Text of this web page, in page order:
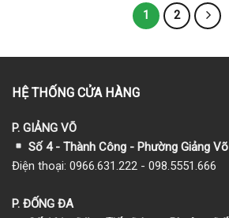
1 2
HỆ THỐNG CỬA HÀNG
P. GIẢNG VÕ
Số 4 - Thành Công - Phường Giảng Võ
Điện thoại: 0966.631.222 - 098.5551.666
P. ĐỐNG ĐA